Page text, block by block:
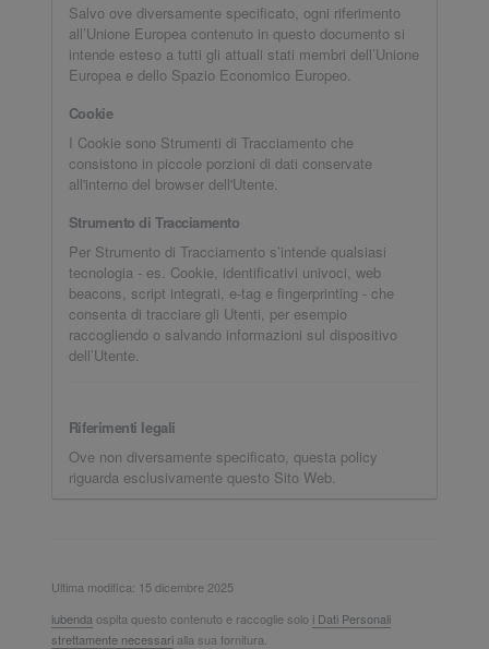
Salvo ove diversamente specificato, ogni riferimento
all’Unione Europea contenuto in questo documento si
intende esteso a tutti gli attuali stati membri dell’Unione
Europea e dello Spazio Economico Europeo.
Cookie
I Cookie sono Strumenti di Tracciamento che
consistono in piccole porzioni di dati conservate
all'interno del browser dell'Utente.
Strumento di Tracciamento
Per Strumento di Tracciamento s’intende qualsiasi
tecnologia - es. Cookie, identificativi univoci, web
beacons, script integrati, e-tag e fingerprinting - che
consenta di tracciare gli Utenti, per esempio
raccogliendo o salvando informazioni sul dispositivo
dell’Utente.
Riferimenti legali
Ove non diversamente specificato, questa policy
riguarda esclusivamente questo Sito Web.
Ultima modifica: 15 dicembre 2025
iubenda ospita questo contenuto e raccoglie solo i Dati Personali
strettamente necessarialla sua fornitura.